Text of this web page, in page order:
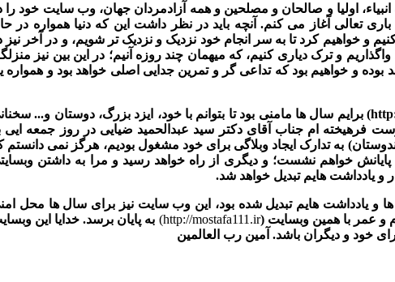
انبیاء، اولیا و صالحان و مصلحین و همه آزادمردان جهان، وب سایت خود را
تعالی آغاز می کنم. آنچه باید در نظر داشت این که دنیا همواره در
خواهیم کرد تا به سر انجام خود نزدیک و نزدیک تر شویم، و در آخر نیز
و ترک دیاری کنیم، که میهمان چند روزه آنیم؛ در این بین نیز
و خواهیم بود که تداعی گر و تمرین جدایی اصلی خواهد بود و همواره
) برایم سال ها مامنی بود تا بتوانم با خود، ایزد بزرگ، دوستان و...
فرهیخته ام جناب آقای دکتر سید عبدالحمید ضیایی در روز جمعه ایی
به تدارک ایجاد وبلاگی برای خود مشغول بودیم، هرگز نمی دانستم
پایانش خواهم نشست؛ ودیگری از راه خواهد رسید و مرا به داشتن
و یادداشت هایم تبدیل خواهد شد.
ها و یادداشت هایم تبدیل شده بود، این وب سایت نیز برای سال ها محل
و عمر با همین وبسایت (
http://mostafa111.ir
) به پایان برسد. خدایا این
خود و دیگران باشد. آمین رب العالمین